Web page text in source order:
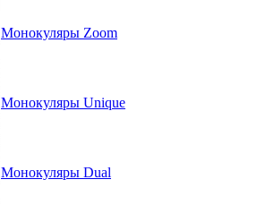
Монокуляры Zoom
Монокуляры Unique
Монокуляры Dual